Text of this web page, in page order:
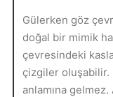
Gülerken göz
doğal bir mimik
çevresindeki
çizgiler oluşabilir.
anlamına